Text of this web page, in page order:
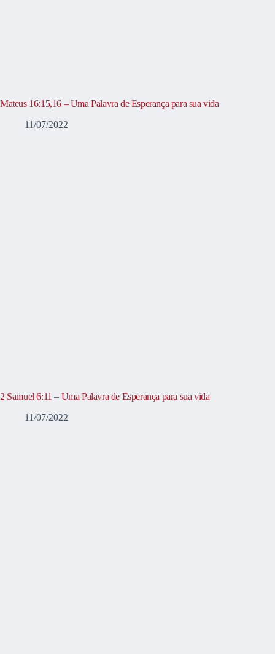
Mateus 16:15,16 – Uma Palavra de Esperança para sua vida
11/07/2022
2 Samuel 6:11 – Uma Palavra de Esperança para sua vida
11/07/2022